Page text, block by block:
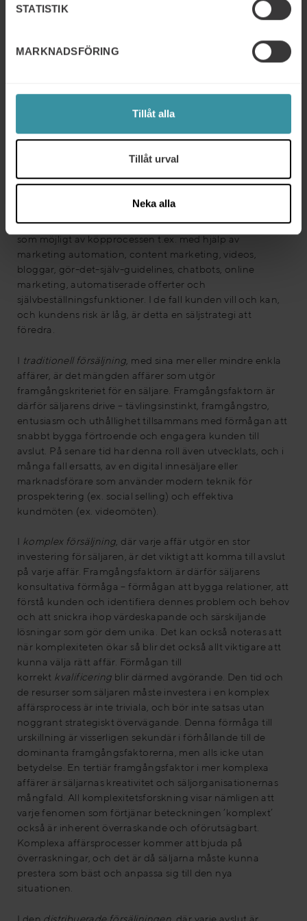
STATISTIK
MARKNADSFÖRING
Tillåt alla
Tillåt urval
Neka alla
figuren ovan vilar på en stadig empirisk grund.
Itransaktionell försäljninghandlar det om att nyttja alla
tidseffektivt som möjligt för kunden att köpa. Det
handlar helt enkelt om att automatisera så många delar
som möjligt av köpprocessen t.ex. med hjälp av
marketing automation, content marketing, videos,
bloggar, gör-det-själv-guidelines, chatbots, online
marketing, automatiserade offerter och
självbeställningsfunktioner. I de fall kunden vill och kan,
och kundens risk är låg, är detta en säljstrategi att
föredra.
I traditionell försäljning , med sina mer eller mindre enkla
affärer, är det mängden affärer som utgör
framgångskriteriet för en säljare. Framgångsfaktorn är
därför säljarens drive – tävlingsinstinkt, framgångstro,
entusiasm och uthållighet tillsammans med förmågan att
snabbt bygga förtroende och engagera kunden till
avslut. På senare tid har denna roll även utvecklats, och i
många fall ersatts, av en digital innesäljare eller
marknadsförare som använder modern teknik för
prospektering (ex. social selling) och effektiva
kundmöten (ex. videomöten).
I komplex försäljning , där varje affär utgör en stor
investering för säljaren, är det viktigt att komma till avslut
på varje affär. Framgångsfaktorn är därför säljarens
konsultativa förmåga – förmågan att bygga relationer, att
förstå kunden och identifiera dennes problem och behov
och att snickra ihop värdeskapande och särskiljande
lösningar som gör dem unika. Det kan också noteras att
när komplexiteten ökar så blir det också allt viktigare att
kunna välja rätt affär. Förmågan till
korrekt kvalificering blir därmed avgörande. Den tid och
de resurser som säljaren måste investera i en komplex
affärsprocess är inte triviala, och bör inte satsas utan
noggrant strategiskt övervägande. Denna förmåga till
urskillning är visserligen sekundär i förhållande till de
dominanta framgångsfaktorerna, men alls icke utan
betydelse. En tertiär framgångsfaktor i mer komplexa
affärer är säljarnas kreativitet och säljorganisationernas
mångfald. All komplexitetsforskning visar nämligen att
varje fenomen som förtjänar beteckningen ’komplext’
också är inherent överraskande och oförutsägbart.
Komplexa affärsprocesser kommer att bjuda på
överraskningar, och det är då säljarna måste kunna
prestera som bäst och anpassa sig till den nya
situationen.
I den distribuerade försäljningen , där varje avslut är